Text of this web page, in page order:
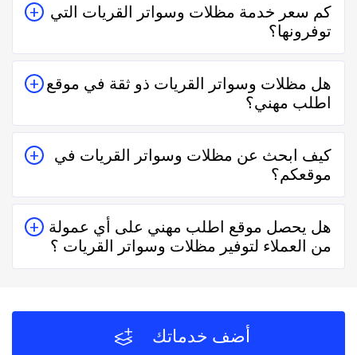
التواصل معه إما على الواتساب أو تليفونياً وطلب الخدمة
منه بعمل زيارة للمكان أو تقدير سعر الخدمة قبل الزيارة
والإتفاق.
كم سعر خدمة مظلات وسواتر القريات التي
توفرونها؟
تختلف اسعار خدمات مظلات وسواتر القريات وفقاً لعدة
عناصر منها قرب المسافة وحجم العمل وتوقيته وهل هو
عمل مستعجل أم لا.
هل مظلات وسواتر القريات ذو ثقة في موقع
اطلب مهني؟
نعم مظلات وسواتر القريات في موقع اطلب مهني ذو ثقة
في التعامل فكل الفنيين والشركات يتم تقييمهم من عملاء
حقيقيين وهذا يدل على جودة الخدمة.
كيف ابحث عن مظلات وسواتر القريات في
موقعكم؟
يُمكنك البحث عن مظلات وسواتر القريات في موقعنا من
خلال تحديد المنطقة ثم تحديد المهنة وإختيار الفني الأقرب
إليك والأفضل تقييماً فموقع اطلب مهني يعتمد على تقييم
الفنيين والشركات من خلال العملاء بعد كل زيارة لهم.
هل يحصل موقع اطلب مهني على أي عمولة
من العملاء لتوفير مظلات وسواتر القريات ؟
أضف خدماتك